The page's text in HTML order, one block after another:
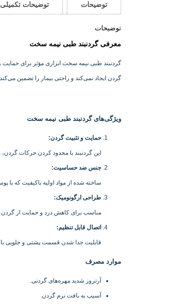
توضیحات توضیحات تکمیلی
توضیحات
معرفی گردنبند طبی نیمه سخت
گردنبند طبی نیمه سخت ابزاری مؤثر برای
گردن ایجاد نمی‌کند و راحتی بیمار را تضمین
ویژگی‌های گردنبند طبی نیمه سخت
حمایت و تثبیت گردن:
این گردنبند با محدود کردن حرکات
جنس ضد حساسیت:
ساخته شده از مواد اولیه باکیفیت که
طراحی ارگونومیک:
مناسب برای کاهش درد و حمایت از گردن
اتصال قابل تنظیم:
قابلیت جدا شدن قسمت پشتی و جلویی
موارد مصرف
آرتروز شدید مهره‌های گردنی.
آسیب به بافت نرم گردن.